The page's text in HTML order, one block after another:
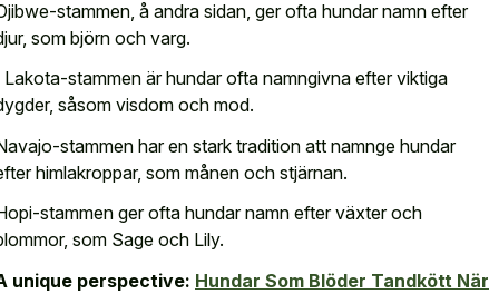
stammen, å andra sidan, ger ofta hundar namn efter
som björn och varg.
Lakota-stammen är hundar ofta namngivna efter viktiga
såsom visdom och mod.
stammen har en stark tradition att namnge hundar
himlakroppar, som månen och stjärnan.
stammen ger ofta hundar namn efter växter och
som Sage och Lily.
unique perspective: Hundar Som Blöder Tandkött När